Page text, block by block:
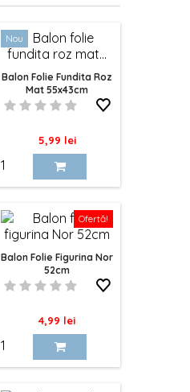
Nou
Balon Folie Fundita Roz
Mat 55x43cm
Pret
5,99 lei
Ofertă!
Balon Folie Figurina Nor
52cm
Pret
4,99 lei